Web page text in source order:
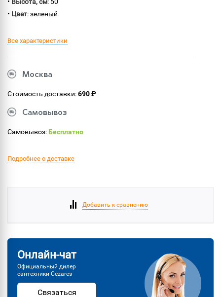
• Цвет: зеленый
Все характеристики
Москва
Стоимость доставки:690 ₽
Самовывоз
Самовывоз:Бесплатно
Подробнее о доставке
Добавить к сравнению
Онлайн-чат
Официальный дилер
сантехники Cezares
Связаться